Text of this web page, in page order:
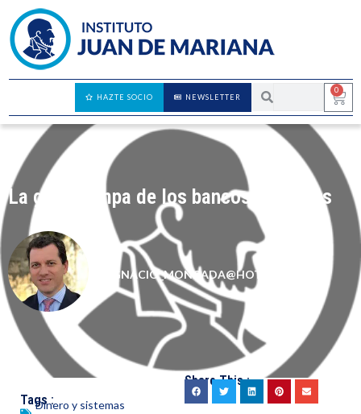
0
NEWSLETTER
HAZTE SOCIO
La gran trampa de los bancos centrales
IGNACIO_MONCADA@HOTMAIL.COM
Tags :Dinero y sistemas
Share This :